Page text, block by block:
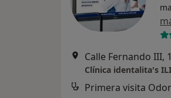
Clínica identalita's
Primera visita